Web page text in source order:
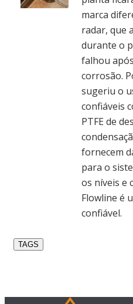
marca
radar, que
durante o
falhou
corrosão.
sugeriu o
confiáveis
PTFE de
fornecem
para o
os níveis e
Flowline é
confiável.
TAGS